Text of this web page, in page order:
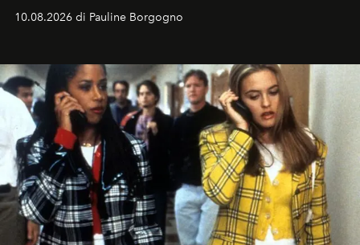
e benessere.
10.08.2026 di Pauline Borgogno